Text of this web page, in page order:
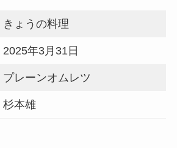
きょうの料理
2025年3月31日
プレーンオムレツ
杉本雄